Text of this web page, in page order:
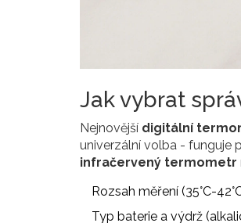
Jak vybrat
Nejnovější digitální
univerzální volba - funguje
infračervený termometr
Rozsah měření (35°C-
Typ baterie a výdrž